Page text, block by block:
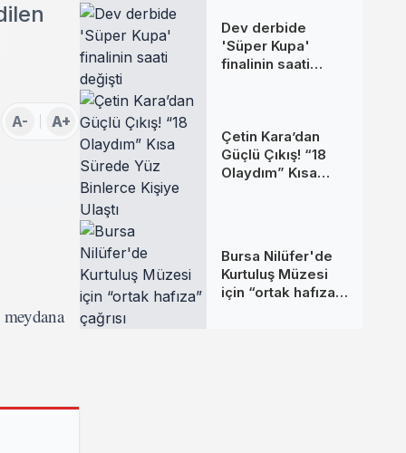
A- A+
Dev derbide
'Süper Kupa'
finalinin saati
Çetin Kara’dan
Güçlü Çıkış! “18
Olaydım” Kısa
Bursa Nilüfer'de
Kurtuluş Müzesi
için “ortak hafıza”